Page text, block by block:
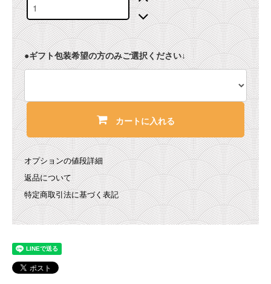
●ギフト包装希望の方のみご選択ください↓
カートに入れる
オプションの値段詳細
返品について
特定商取引法に基づく表記